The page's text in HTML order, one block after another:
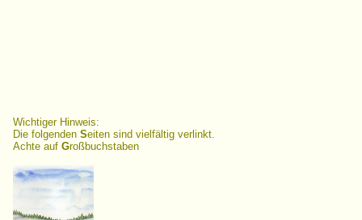
Wichtiger Hinweis:
Die folgenden Seiten sind vielfältig verlinkt.
Achte auf Großbuchstaben